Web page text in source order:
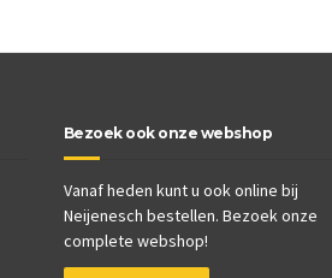
Bezoek ook onze webshop
Vanaf heden kunt u ook online bij
Neijenesch bestellen. Bezoek onze
complete webshop!